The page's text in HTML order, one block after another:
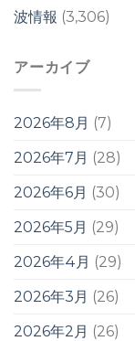
波情報 (3,306)
アーカイブ
2026年8月 (7)
2026年7月 (28)
2026年6月 (30)
2026年5月 (29)
2026年4月 (29)
2026年3月 (26)
2026年2月 (26)